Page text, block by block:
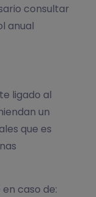
consultar
anual
ligado al
un
que es
caso de: